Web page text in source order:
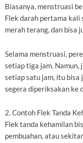
Biasanya, menstruasi
Flek darah pertama kali
merah terang, dan bisa
Selama menstruasi,
setiap tiga jam. Namun,
setiap satu jam, itu bisa
segera diperiksakan ke
2. Contoh Flek Tanda
Flek tanda kehamilan
pembuahan, atau